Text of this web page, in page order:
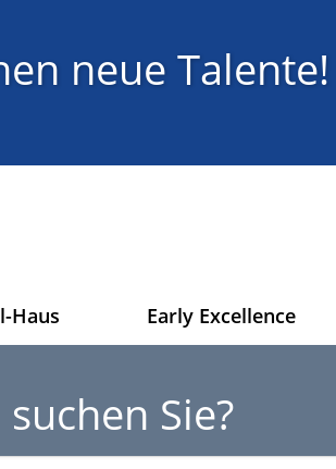
neue Talente!
Haus Early Excellence
n
g
Sie?